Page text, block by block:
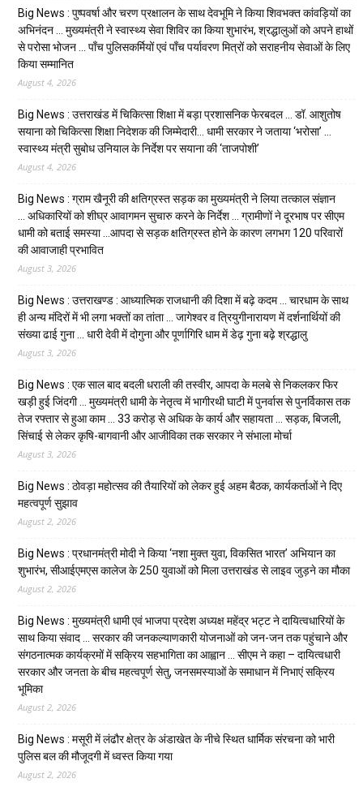
Big News : पुष्पवर्षा और चरण प्रक्षालन के साथ देवभूमि ने किया शिवभक्त कांवड़ियों का
अभिनंदन … मुख्यमंत्री ने स्वास्थ्य सेवा शिविर का किया शुभारंभ, श्रद्धालुओं को अपने हाथों
से परोसा भोजन … पाँच पुलिसकर्मियों एवं पाँच पर्यावरण मित्रों को सराहनीय सेवाओं के लिए
किया सम्मानित
August 4, 2026
Big News : उत्तराखंड में चिकित्सा शिक्षा में बड़ा प्रशासनिक फेरबदल … डॉ. आशुतोष
सयाना को चिकित्सा शिक्षा निदेशक की जिम्मेदारी… धामी सरकार ने जताया ‘भरोसा’ …
स्वास्थ्य मंत्री सुबोध उनियाल के निर्देश पर सयाना की ‘ताजपोशी’
August 4, 2026
Big News : ग्राम खैनूरी की क्षतिग्रस्त सड़क का मुख्यमंत्री ने लिया तत्काल संज्ञान
… अधिकारियों को शीघ्र आवागमन सुचारु करने के निर्देश … ग्रामीणों ने दूरभाष पर सीएम
धामी को बताई समस्या …आपदा से सड़क क्षतिग्रस्त होने के कारण लगभग 120 परिवारों
की आवाजाही प्रभावित
August 3, 2026
Big News : उत्तराखण्ड : आध्यात्मिक राजधानी की दिशा में बढ़े कदम … चारधाम के साथ
ही अन्य मंदिरों में भी लगा भक्तों का तांता … जागेश्वर व त्रियुगीनारायण में दर्शनार्थियों की
संख्या ढाई गुना … धारी देवी में दोगुना और पूर्णागिरि धाम में डेढ़ गुना बढ़े श्रद्धालु
August 3, 2026
Big News : एक साल बाद बदली धराली की तस्वीर, आपदा के मलबे से निकलकर फिर
खड़ी हुई जिंदगी … मुख्यमंत्री धामी के नेतृत्व में भागीरथी घाटी में पुनर्वास से पुनर्विकास तक
तेज रफ्तार से हुआ काम … ₹33 करोड़ से अधिक के कार्य और सहायता … सड़क, बिजली,
सिंचाई से लेकर कृषि-बागवानी और आजीविका तक सरकार ने संभाला मोर्चा
August 3, 2026
Big News : ठोवड़ा महोत्सव की तैयारियों को लेकर हुई अहम बैठक, कार्यकर्ताओं ने दिए
महत्वपूर्ण सुझाव
August 2, 2026
Big News : प्रधानमंत्री मोदी ने किया ‘नशा मुक्त युवा, विकसित भारत’ अभियान का
शुभारंभ, सीआईएमएस कालेज के 250 युवाओं को मिला उत्तराखंड से लाइव जुड़ने का मौका
August 2, 2026
Big News : मुख्यमंत्री धामी एवं भाजपा प्रदेश अध्यक्ष महेंद्र भट्ट ने दायित्वधारियों के
साथ किया संवाद … सरकार की जनकल्याणकारी योजनाओं को जन-जन तक पहुंचाने और
संगठनात्मक कार्यक्रमों में सक्रिय सहभागिता का आह्वान … सीएम ने कहा – दायित्वधारी
सरकार और जनता के बीच महत्वपूर्ण सेतु, जनसमस्याओं के समाधान में निभाएं सक्रिय
भूमिका
August 2, 2026
Big News : मसूरी में लंढौर क्षेत्र के अंडाखेत के नीचे स्थित धार्मिक संरचना को भारी
पुलिस बल की मौजूदगी में ध्वस्त किया गया
August 2, 2026